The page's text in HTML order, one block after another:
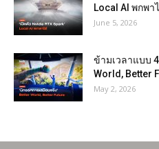
Local AI พกพา
June 5, 2026
ข้ามเวลาแบบ
World, Better
May 2, 2026